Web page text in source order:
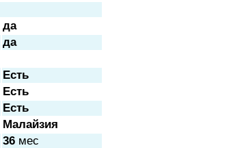
да
да
Есть
Есть
Есть
Малайзия
36 мес